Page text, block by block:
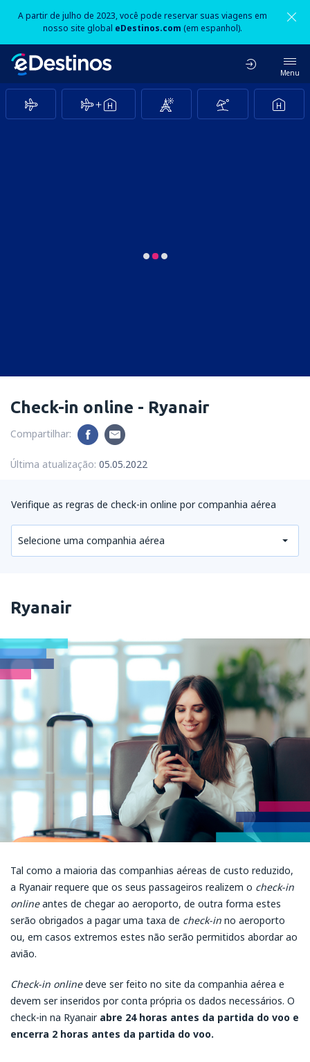
A partir de julho de 2023, você pode reservar suas viagens em
nosso site global eDestinos.com (em espanhol).
Menu
Check-in online - Ryanair
Compartilhar:
Última atualização: 05.05.2022
Verifique as regras de check-in online por companhia aérea
Selecione uma companhia aérea
Ryanair
Tal como a maioria das companhias aéreas de custo reduzido,
a Ryanair requere que os seus passageiros realizem o check-in
onlineantes de chegar ao aeroporto, de outra forma estes
serão obrigados a pagar uma taxa de check-in no aeroporto
ou, em casos extremos estes não serão permitidos abordar ao
avião.
Check-in onlinedeve ser feito no site da companhia aérea e
devem ser inseridos por conta própria os dados necessários. O
check-in na Ryanair abre 24 horas antes da partida do voo e
encerra 2 horas antes da partida do voo.